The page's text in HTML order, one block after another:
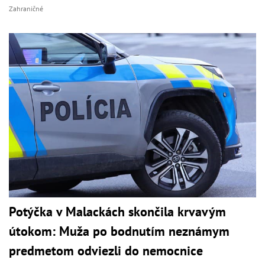
Zahraničné
Potýčka v Malackách skončila krvavým
útokom: Muža po bodnutím neznámym
predmetom odviezli do nemocnice